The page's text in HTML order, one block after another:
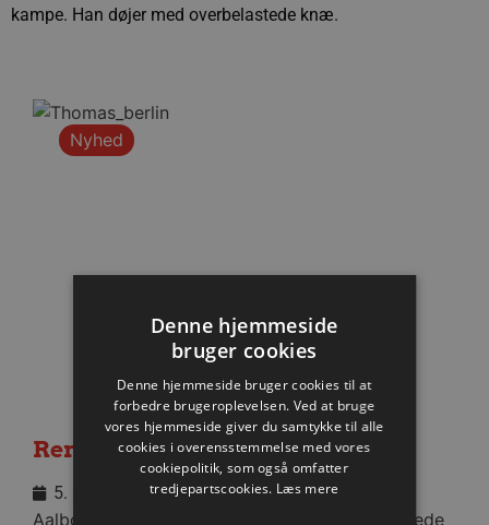
kampe. Han døjer med overbelastede knæ.
Nyhed
Remis i første Berlin-test
5. august 2026
Aalborg Håndbold viste god moral og indhentede
Denne hjemmeside
bruger cookies
Denne hjemmeside bruger cookies til at
forbedre brugeroplevelsen. Ved at bruge
vores hjemmeside giver du samtykke til alle
cookies i overensstemmelse med vores
cookiepolitik, som også omfatter
tredjepartscookies. Læs mere